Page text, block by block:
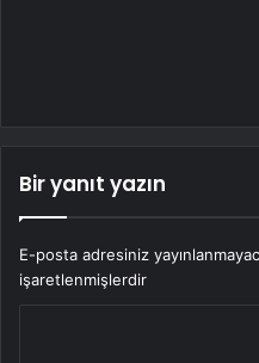
Bir yanıt yazın
E-posta adresiniz
işaretlenmişlerdir